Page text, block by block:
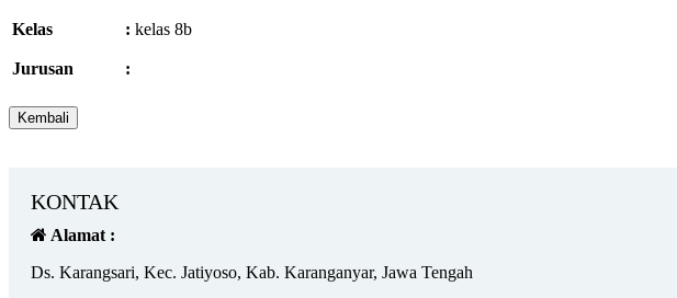
Kelas : kelas 8b
Jurusan :
KONTAK
Alamat :
Ds. Karangsari, Kec. Jatiyoso, Kab. Karanganyar, Jawa Tengah